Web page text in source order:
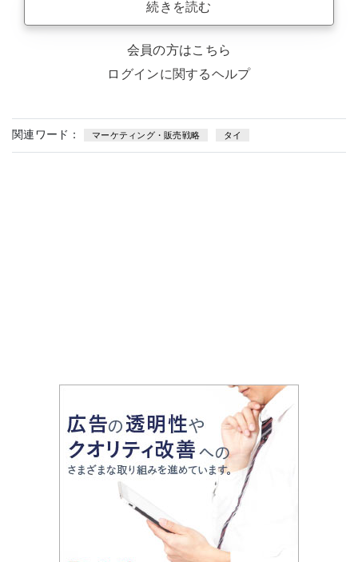
続きを読む
会員の方はこちら
ログインに関するヘルプ
関連ワード： マーケティング・販売戦略 タイ